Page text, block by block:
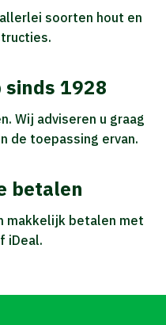
soorten hout en
sinds 1928
Wij adviseren u graag
de toepassing ervan.
betalen
makkelijk betalen met
iDeal.